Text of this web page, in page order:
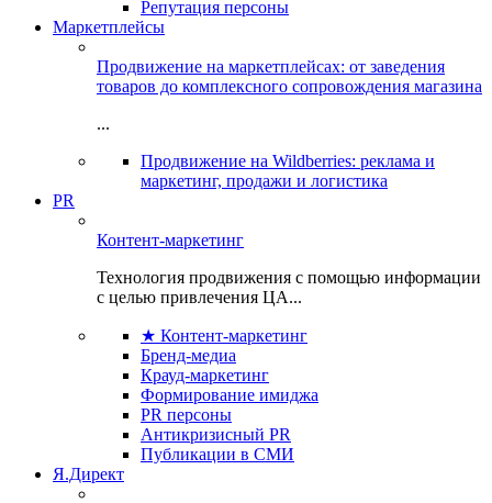
Репутация персоны
Маркетплейсы
Продвижение на маркетплейсах: от заведения
товаров до комплексного сопровождения магазина
...
Продвижение на Wildberries: реклама и
маркетинг, продажи и логистика
PR
Контент-маркетинг
Технология продвижения с помощью информации
с целью привлечения ЦА...
★ Контент-маркетинг
Бренд-медиа
Крауд-маркетинг
Формирование имиджа
PR персоны
Антикризисный PR
Публикации в СМИ
Я.Директ